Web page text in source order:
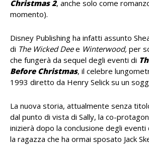
Christmas 2, anche solo come
momento).
Disney Publishing ha infatti assunto
di The Wicked Deee Winterwood, per
che fungerà da sequel degli eventi di
Before Christmas, il celebre
1993 diretto da Henry Selick su un
La nuova storia, attualmente senza
dal punto di vista di Sally, la co-
inizierà dopo la conclusione degli eventi
la ragazza che ha ormai sposato Jack